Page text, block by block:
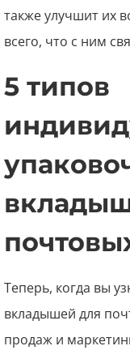
также улучшит их
всего, что с ним
5 типов
Теперь, когда вы
вкладышей для
продаж и